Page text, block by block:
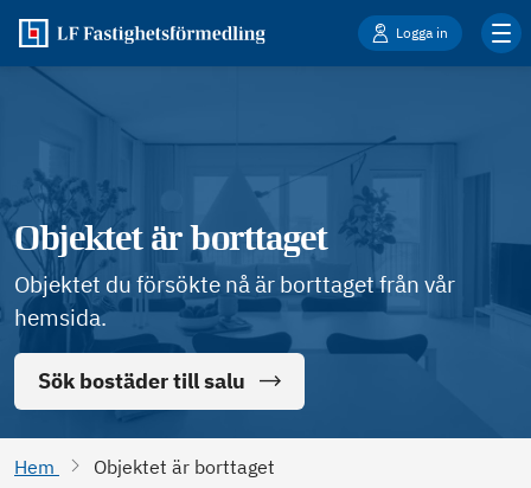
Logga in
Objektet är borttaget
Objektet du försökte nå är borttaget från vår
hemsida.
Sök bostäder till salu
Hem Objektet är borttaget